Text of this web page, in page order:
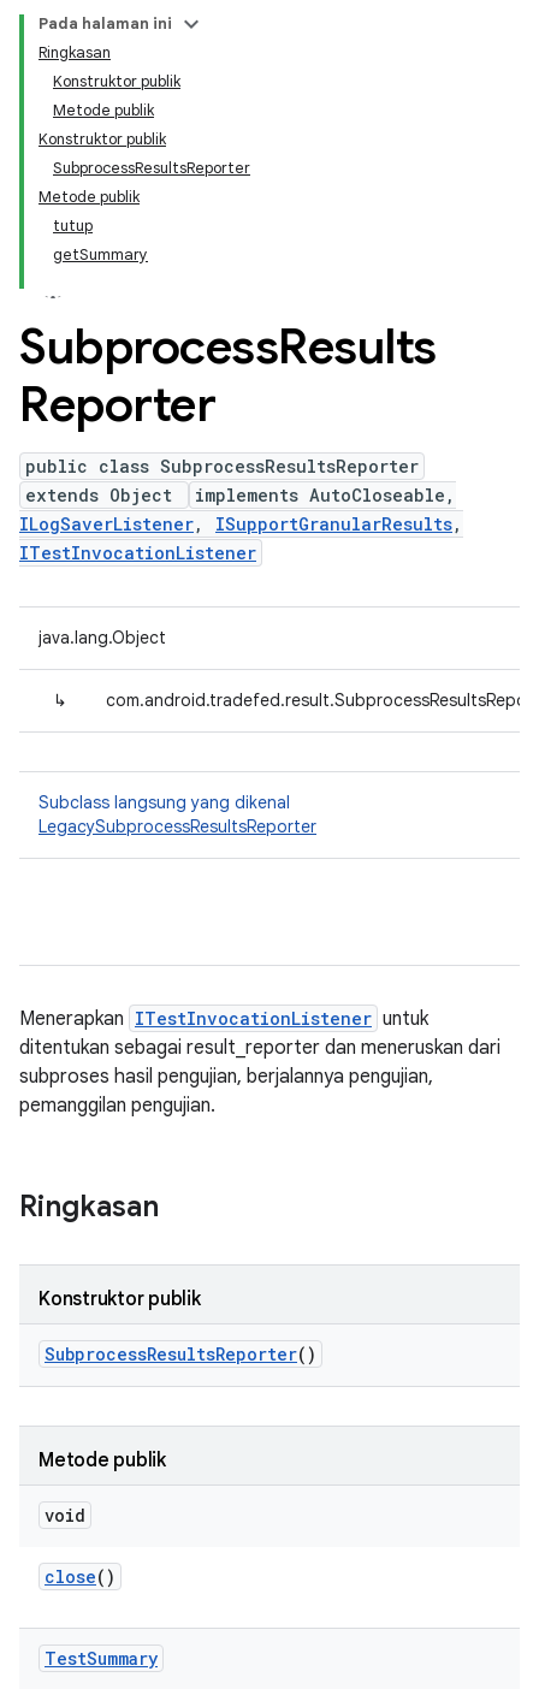
Pada halaman ini
Ringkasan
Konstruktor publik
Metode publik
Konstruktor publik
SubprocessResultsReporter
Metode publik
tutup
getSummary
SubprocessResults
Reporter
public class SubprocessResultsReporter
extends Object
implements AutoCloseable,
ILogSaverListener, ISupportGranularResults,
ITestInvocationListener
java.lang.Object
↳
Subclass langsung yang dikenal
LegacySubprocessResultsReporter
Menerapkan ITestInvocationListener untuk
ditentukan sebagai result_reporter dan meneruskan dari
subproses hasil pengujian, berjalannya pengujian,
pemanggilan pengujian.
Ringkasan
Konstruktor publik
SubprocessResultsReporter()
Metode publik
void
close()
TestSummary